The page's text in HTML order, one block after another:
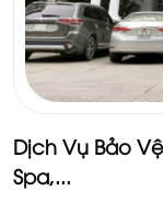
Dịch Vụ Bảo
Spa,...